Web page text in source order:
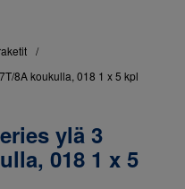
/
8A koukulla, 018 1 x 5 kpl
ylä 3
018 1 x 5